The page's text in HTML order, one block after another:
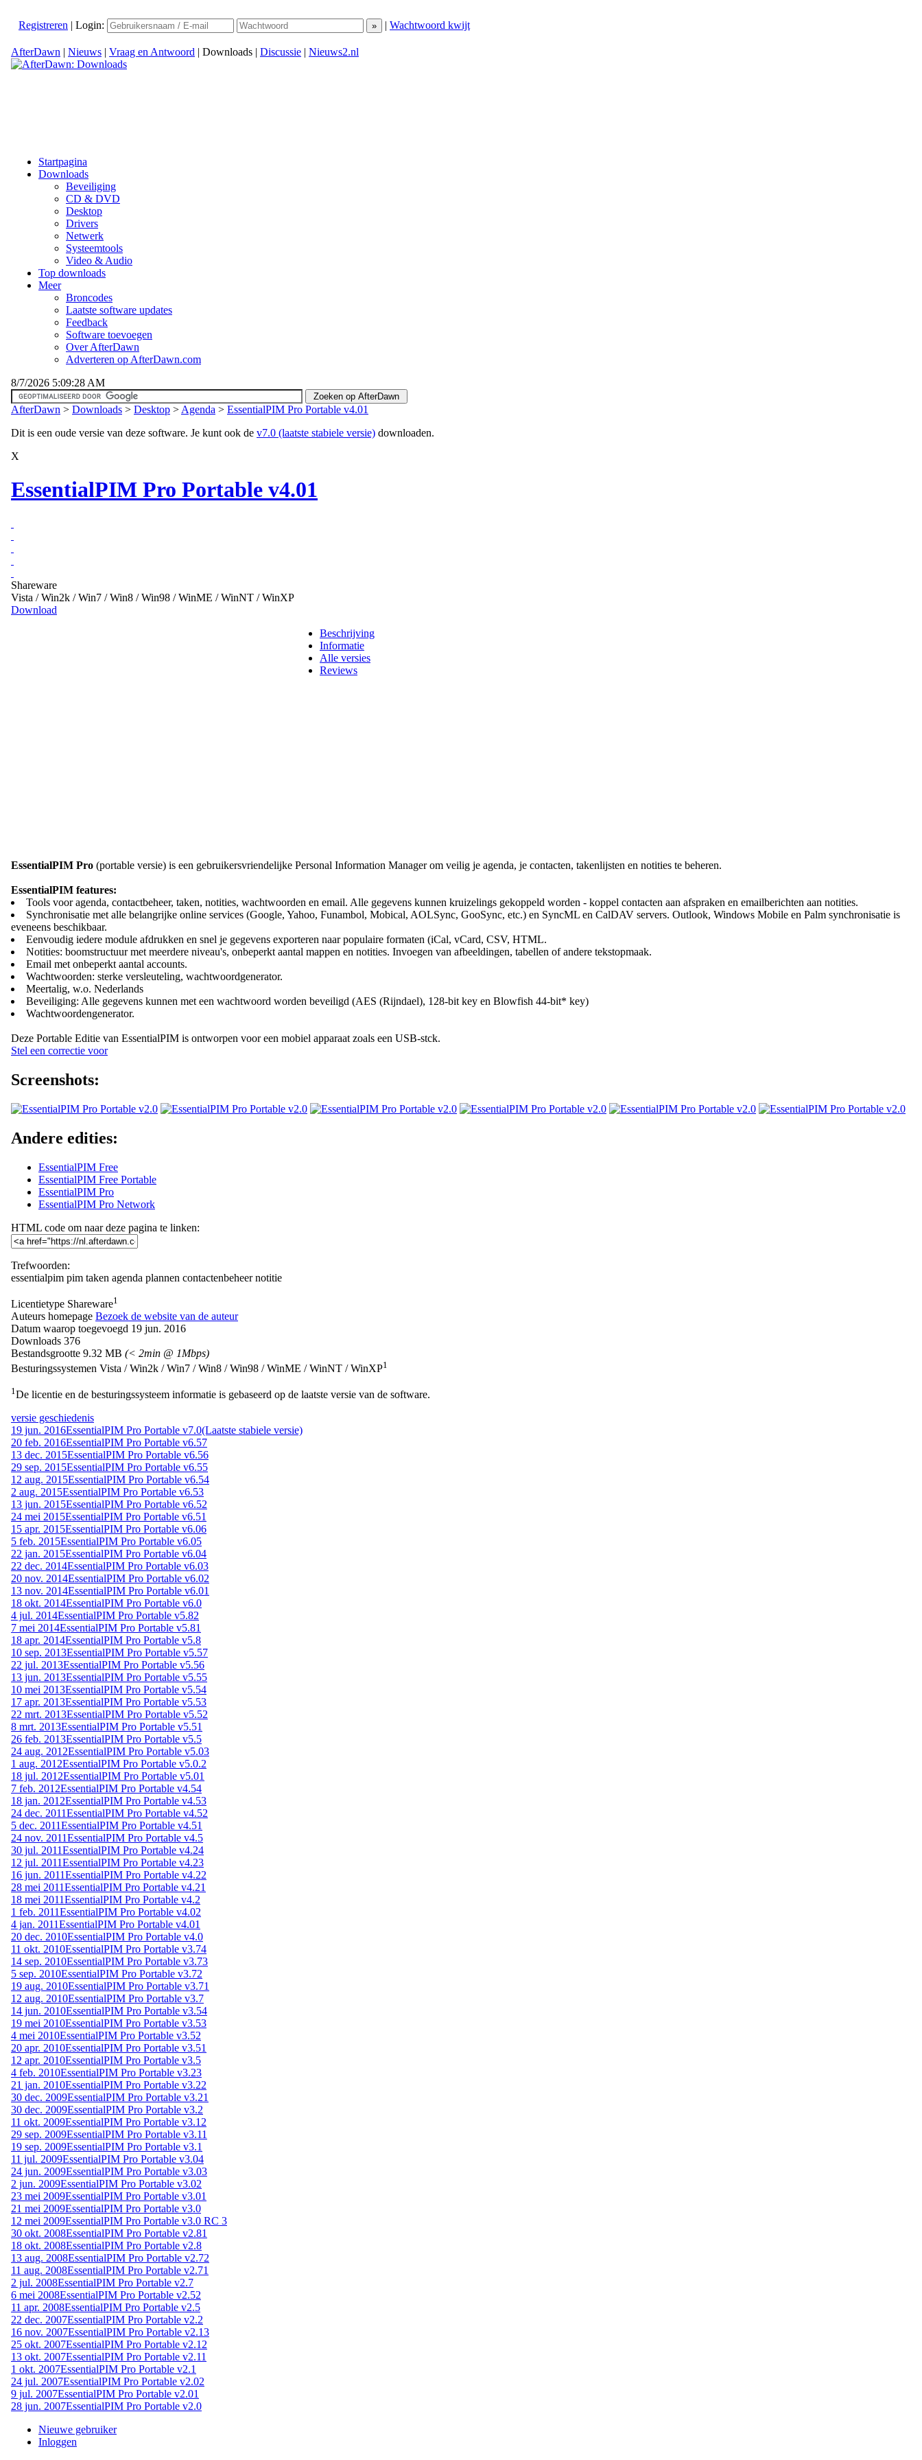
Registreren | Login: | Wachtwoord kwijt
AfterDawn | Nieuws | Vraag en Antwoord | Downloads | Discussie | Nieuws2.nl
Startpagina
Downloads
Beveiliging
CD & DVD
Desktop
Drivers
Netwerk
Systeemtools
Video & Audio
Top downloads
Meer
Broncodes
Laatste software updates
Feedback
Software toevoegen
Over AfterDawn
Adverteren op AfterDawn.com
8/7/2026 5:09:28 AM
AfterDawn > Downloads > Desktop > Agenda > EssentialPIM Pro Portable v4.01
Dit is een oude versie van deze software. Je kunt ook de v7.0 (laatste stabiele versie) downloaden.
X
EssentialPIM Pro Portable v4.01
Shareware
Vista / Win2k / Win7 / Win8 / Win98 / WinME / WinNT / WinXP
Download
Beschrijving
Informatie
Alle versies
Reviews
EssentialPIM Pro (portable versie) is een gebruikersvriendelijke Personal Information Manager om veilig je agenda, je contacten, takenlijsten en notities te beheren.
EssentialPIM features:
Tools voor agenda, contactbeheer, taken, notities, wachtwoorden en email. Alle gegevens kunnen kruizelings gekoppeld worden - koppel contacten aan afspraken en emailberichten aan notities.
Synchronisatie met alle belangrijke online services (Google, Yahoo, Funambol, Mobical, AOLSync, GooSync, etc.) en SyncML en CalDAV servers. Outlook, Windows Mobile en Palm synchronisatie is
eveneens beschikbaar.
Eenvoudig iedere module afdrukken en snel je gegevens exporteren naar populaire formaten (iCal, vCard, CSV, HTML.
Notities: boomstructuur met meerdere niveau's, onbeperkt aantal mappen en notities. Invoegen van afbeeldingen, tabellen of andere tekstopmaak.
Email met onbeperkt aantal accounts.
Wachtwoorden: sterke versleuteling, wachtwoordgenerator.
Meertalig, w.o. Nederlands
Beveiliging: Alle gegevens kunnen met een wachtwoord worden beveiligd (AES (Rijndael), 128-bit key en Blowfish 44-bit* key)
Wachtwoordengenerator.
Deze Portable Editie van EssentialPIM is ontworpen voor een mobiel apparaat zoals een USB-stck.
Stel een correctie voor
Screenshots:
Andere edities:
EssentialPIM Free
EssentialPIM Free Portable
EssentialPIM Pro
EssentialPIM Pro Network
HTML code om naar deze pagina te linken:
Trefwoorden:
essentialpim pim taken agenda plannen contactenbeheer notitie
Licentietype Shareware1
Auteurs homepage Bezoek de website van de auteur
Datum waarop toegevoegd 19 jun. 2016
Downloads 376
Bestandsgrootte 9.32 MB (< 2min @ 1Mbps)
Besturingssystemen Vista / Win2k / Win7 / Win8 / Win98 / WinME / WinNT / WinXP1
1De licentie en de besturingssysteem informatie is gebaseerd op de laatste versie van de software.
versie geschiedenis
19 jun. 2016EssentialPIM Pro Portable v7.0(Laatste stabiele versie)
20 feb. 2016EssentialPIM Pro Portable v6.57
13 dec. 2015EssentialPIM Pro Portable v6.56
29 sep. 2015EssentialPIM Pro Portable v6.55
12 aug. 2015EssentialPIM Pro Portable v6.54
2 aug. 2015EssentialPIM Pro Portable v6.53
13 jun. 2015EssentialPIM Pro Portable v6.52
24 mei 2015EssentialPIM Pro Portable v6.51
15 apr. 2015EssentialPIM Pro Portable v6.06
5 feb. 2015EssentialPIM Pro Portable v6.05
22 jan. 2015EssentialPIM Pro Portable v6.04
22 dec. 2014EssentialPIM Pro Portable v6.03
20 nov. 2014EssentialPIM Pro Portable v6.02
13 nov. 2014EssentialPIM Pro Portable v6.01
18 okt. 2014EssentialPIM Pro Portable v6.0
4 jul. 2014EssentialPIM Pro Portable v5.82
7 mei 2014EssentialPIM Pro Portable v5.81
18 apr. 2014EssentialPIM Pro Portable v5.8
10 sep. 2013EssentialPIM Pro Portable v5.57
22 jul. 2013EssentialPIM Pro Portable v5.56
13 jun. 2013EssentialPIM Pro Portable v5.55
10 mei 2013EssentialPIM Pro Portable v5.54
17 apr. 2013EssentialPIM Pro Portable v5.53
22 mrt. 2013EssentialPIM Pro Portable v5.52
8 mrt. 2013EssentialPIM Pro Portable v5.51
26 feb. 2013EssentialPIM Pro Portable v5.5
24 aug. 2012EssentialPIM Pro Portable v5.03
1 aug. 2012EssentialPIM Pro Portable v5.0.2
18 jul. 2012EssentialPIM Pro Portable v5.01
7 feb. 2012EssentialPIM Pro Portable v4.54
18 jan. 2012EssentialPIM Pro Portable v4.53
24 dec. 2011EssentialPIM Pro Portable v4.52
5 dec. 2011EssentialPIM Pro Portable v4.51
24 nov. 2011EssentialPIM Pro Portable v4.5
30 jul. 2011EssentialPIM Pro Portable v4.24
12 jul. 2011EssentialPIM Pro Portable v4.23
16 jun. 2011EssentialPIM Pro Portable v4.22
28 mei 2011EssentialPIM Pro Portable v4.21
18 mei 2011EssentialPIM Pro Portable v4.2
1 feb. 2011EssentialPIM Pro Portable v4.02
4 jan. 2011EssentialPIM Pro Portable v4.01
20 dec. 2010EssentialPIM Pro Portable v4.0
11 okt. 2010EssentialPIM Pro Portable v3.74
14 sep. 2010EssentialPIM Pro Portable v3.73
5 sep. 2010EssentialPIM Pro Portable v3.72
19 aug. 2010EssentialPIM Pro Portable v3.71
12 aug. 2010EssentialPIM Pro Portable v3.7
14 jun. 2010EssentialPIM Pro Portable v3.54
19 mei 2010EssentialPIM Pro Portable v3.53
4 mei 2010EssentialPIM Pro Portable v3.52
20 apr. 2010EssentialPIM Pro Portable v3.51
12 apr. 2010EssentialPIM Pro Portable v3.5
4 feb. 2010EssentialPIM Pro Portable v3.23
21 jan. 2010EssentialPIM Pro Portable v3.22
30 dec. 2009EssentialPIM Pro Portable v3.21
30 dec. 2009EssentialPIM Pro Portable v3.2
11 okt. 2009EssentialPIM Pro Portable v3.12
29 sep. 2009EssentialPIM Pro Portable v3.11
19 sep. 2009EssentialPIM Pro Portable v3.1
11 jul. 2009EssentialPIM Pro Portable v3.04
24 jun. 2009EssentialPIM Pro Portable v3.03
2 jun. 2009EssentialPIM Pro Portable v3.02
23 mei 2009EssentialPIM Pro Portable v3.01
21 mei 2009EssentialPIM Pro Portable v3.0
12 mei 2009EssentialPIM Pro Portable v3.0 RC 3
30 okt. 2008EssentialPIM Pro Portable v2.81
18 okt. 2008EssentialPIM Pro Portable v2.8
13 aug. 2008EssentialPIM Pro Portable v2.72
11 aug. 2008EssentialPIM Pro Portable v2.71
2 jul. 2008EssentialPIM Pro Portable v2.7
6 mei 2008EssentialPIM Pro Portable v2.52
11 apr. 2008EssentialPIM Pro Portable v2.5
22 dec. 2007EssentialPIM Pro Portable v2.2
16 nov. 2007EssentialPIM Pro Portable v2.13
25 okt. 2007EssentialPIM Pro Portable v2.12
13 okt. 2007EssentialPIM Pro Portable v2.11
1 okt. 2007EssentialPIM Pro Portable v2.1
24 jul. 2007EssentialPIM Pro Portable v2.02
9 jul. 2007EssentialPIM Pro Portable v2.01
28 jun. 2007EssentialPIM Pro Portable v2.0
Nieuwe gebruiker
Inloggen